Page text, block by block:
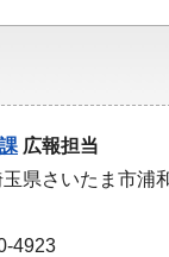
広報担当
県さいたま市浦
4923